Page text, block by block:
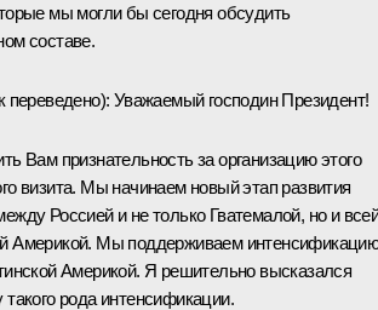
мы могли бы сегодня обсудить
составе.
переведено): Уважаемый господин Президент!
Вам признательность за организацию этого
визита. Мы начинаем новый этап развития
Россией и не только Гватемалой, но и
Америкой. Мы поддерживаем
Америкой. Я решительно высказался
рода интенсификации.